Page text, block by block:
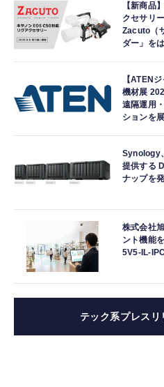
【新商品
クセサリ
Zacuto（
ダー」を
【ATEN
機材展
遠隔運用
ションを
Synology
提供する
ナップを
株式会社
ント機能
5V5-IL-
テック系プレスリ